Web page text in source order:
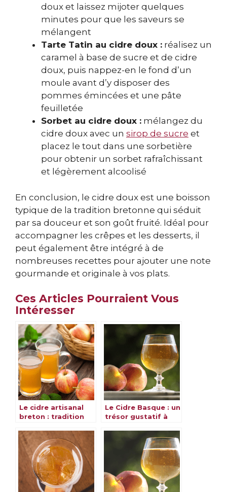
doux et laissez mijoter quelques
minutes pour que les saveurs se
mélangent
Tarte Tatin au cidre doux : réalisez un
caramel à base de sucre et de cidre
doux, puis nappez-en le fond d’un
moule avant d’y disposer des
pommes émincées et une pâte
feuilletée
Sorbet au cidre doux : mélangez du
cidre doux avec un sirop de sucre et
placez le tout dans une sorbetière
pour obtenir un sorbet rafraîchissant
et légèrement alcoolisé
En conclusion, le cidre doux est une boisson
typique de la tradition bretonne qui séduit
par sa douceur et son goût fruité. Idéal pour
accompagner les crêpes et les desserts, il
peut également être intégré à de
nombreuses recettes pour ajouter une note
gourmande et originale à vos plats.
Ces Articles Pourraient Vous
Intéresser
Le cidre artisanal
breton : tradition
savoureuse
Le Cidre Basque : un
trésor gustatif à